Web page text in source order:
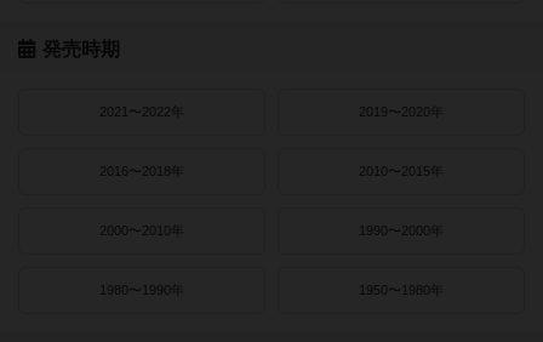
発売時期
2021〜2022年 2019〜2020年
2016〜2018年 2010〜2015年
2000〜2010年 1990〜2000年
1980〜1990年 1950〜1980年